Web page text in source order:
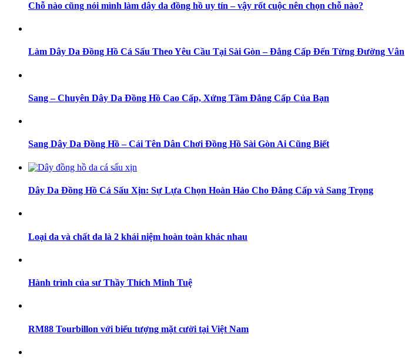
Chỗ nào cũng nói mình làm dây da đồng hồ uy tín – vậy rốt cuộc nên chọn chỗ nào?
Làm Dây Da Đồng Hồ Cá Sấu Theo Yêu Cầu Tại Sài Gòn – Đẳng Cấp Đến Từng Đường Vân
Sang – Chuyên Dây Da Đồng Hồ Cao Cấp, Xứng Tầm Đẳng Cấp Của Bạn
Sang Dây Da Đồng Hồ – Cái Tên Dân Chơi Đồng Hồ Sài Gòn Ai Cũng Biết
Dây Da Đồng Hồ Cá Sấu Xịn: Sự Lựa Chọn Hoàn Hảo Cho Đẳng Cấp và Sang Trọng
Loại da và chất da là 2 khái niệm hoàn toàn khác nhau
Hành trình của sư Thầy Thích Minh Tuệ
RM88 Tourbillon với biểu tượng mặt cười tại Việt Nam